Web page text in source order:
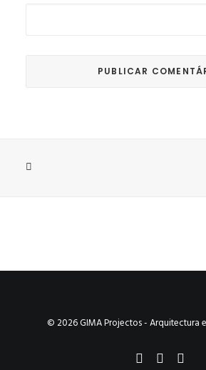
© 2026 GIMA Projectos - Arquitectura